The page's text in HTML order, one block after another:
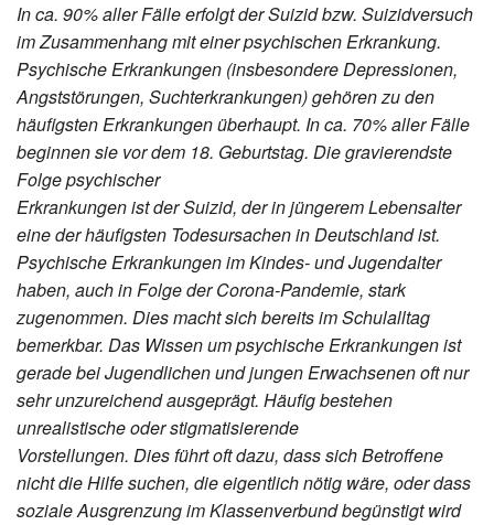
In ca. 90% aller Fälle erfolgt der Suizid bzw. Suizidversuch
im Zusammenhang mit einer psychischen Erkrankung.
Psychische Erkrankungen (insbesondere Depressionen,
Angststörungen, Suchterkrankungen) gehören zu den
häufigsten Erkrankungen überhaupt. In ca. 70% aller Fälle
beginnen sie vor dem 18. Geburtstag. Die gravierendste
Folge psychischer
Erkrankungen ist der Suizid, der in jüngerem Lebensalter
eine der häufigsten Todesursachen in Deutschland ist.
Psychische Erkrankungen im Kindes- und Jugendalter
haben, auch in Folge der Corona-Pandemie, stark
zugenommen. Dies macht sich bereits im Schulalltag
bemerkbar. Das Wissen um psychische Erkrankungen ist
gerade bei Jugendlichen und jungen Erwachsenen oft nur
sehr unzureichend ausgeprägt. Häufig bestehen
unrealistische oder stigmatisierende
Vorstellungen. Dies führt oft dazu, dass sich Betroffene
nicht die Hilfe suchen, die eigentlich nötig wäre, oder dass
soziale Ausgrenzung im Klassenverbund begünstigt wird